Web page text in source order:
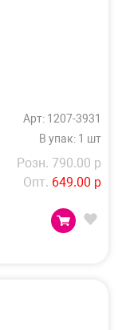
Арт: 1207-3931
В упак: 1 шт
Розн. 790.00 р
Опт. 649.00 р